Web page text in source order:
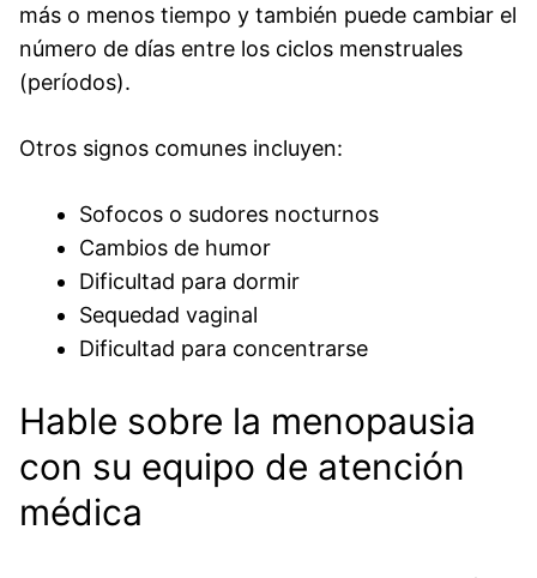
más o menos tiempo y también puede cambiar el
número de días entre los ciclos menstruales
(períodos).
Otros signos comunes incluyen:
Sofocos o sudores nocturnos
Cambios de humor
Dificultad para dormir
Sequedad vaginal
Dificultad para concentrarse
Hable sobre la menopausia
con su equipo de atención
médica